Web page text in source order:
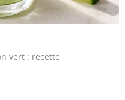
vert : recette